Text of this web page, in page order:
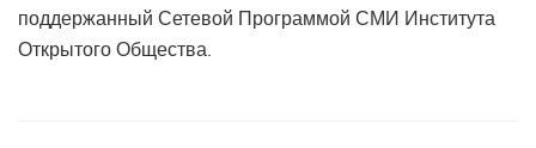
поддержанный Сетевой Программой СМИ Института
Открытого Общества.